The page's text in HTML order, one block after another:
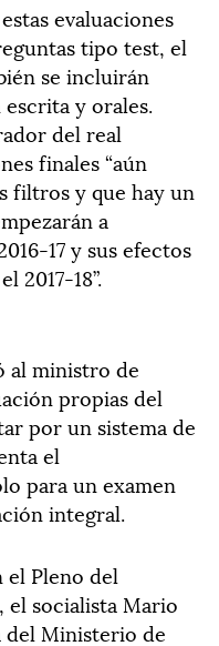
evaluaciones
tipo test, el
se incluirán
y orales.
del real
finales “aún
filtros y que hay un
a
17 y sus efectos
2017-18”.
al ministro de
propias del
por un sistema de
el
para un examen
integral.
Pleno del
el socialista Mario
Ministerio de